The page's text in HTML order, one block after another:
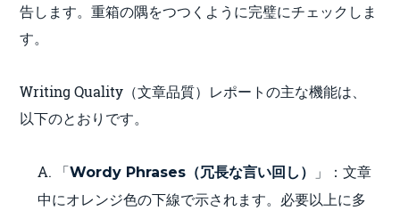
告します。重箱の隅をつつくように完璧にチェックしま
す。
Writing Quality（文章品質）レポートの主な機能は、
以下のとおりです。
A. 「Wordy Phrases（冗長な言い回し）
」：文章
中にオレンジ色の下線で示されます。必要以上に多